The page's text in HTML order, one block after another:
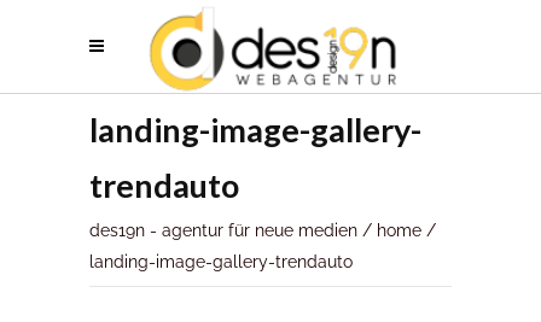
landing-image-gallery-
trendauto
des19n - agentur für neue medien / home /
landing-image-gallery-trendauto